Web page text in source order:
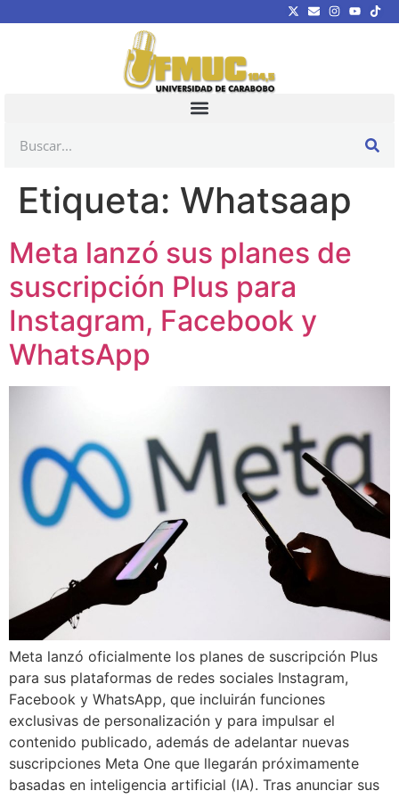
Etiqueta: Whatsaap
Meta lanzó sus planes de
suscripción Plus para
Instagram, Facebook y
WhatsApp
Meta lanzó oficialmente los planes de suscripción Plus
para sus plataformas de redes sociales Instagram,
Facebook y WhatsApp, que incluirán funciones
exclusivas de personalización y para impulsar el
contenido publicado, además de adelantar nuevas
suscripciones Meta One que llegarán próximamente
basadas en inteligencia artificial (IA). Tras anunciar sus